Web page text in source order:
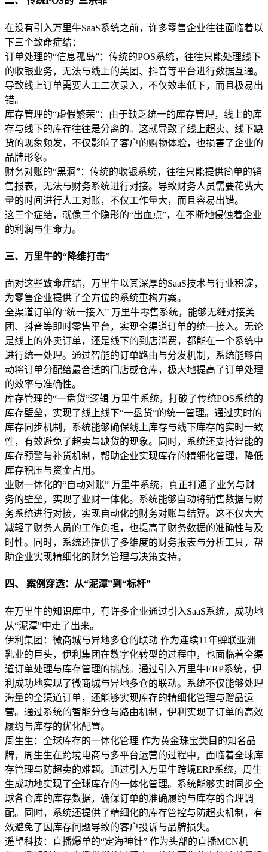
在没有引入万里牛SaaS系统之前，许多零售企业往往面临着以
下三个致命症结：
订单处理的“信息孤岛”：传统的POS系统，往往只能处理线下
的收银业务，无法与线上的美团、抖音等平台进行数据互通。
导致线上订单需要人工二次录入，不仅效率低下，而且极易出
错。
库存管理的“虚假繁荣”：由于缺乏统一的库存管理，线上的库
存与线下的库存往往是分离的。这就导致了线上超卖、线下缺
货的现象频发，不仅影响了客户的购物体验，也损害了企业的
品牌形象。
财务对账的“黑洞”：传统的收银系统，往往只能提供简单的销
售报表，无法与财务系统进行对接。导致财务人员需要花费大
量的时间进行人工对账，不仅工作量大，而且容易出错。
这三个症结，就像三个隐形的“出血点”，在不断地侵蚀着企业
的利润与生命力。
三、万里牛的“降维打击”
面对这些致命症结，万里牛以其深厚的SaaS技术与行业积淀，
为零售企业提供了全方位的系统重构方案。
全渠道订单的“统一接入” 万里牛零售系统，能够无缝对接美
团、抖音等即时零售平台，实现全渠道订单的统一接入。无论
是线上的外卖订单，还是线下的到店消费，都能在一个系统中
进行统一处理。通过智能的订单路由与分发机制，系统能够自
动将订单分配给最合适的门店或仓库，极大地提高了订单处理
的效率与准确性。
库存管理的“一盘货”逻辑 万里牛系统，打破了传统POS系统的
库存壁垒，实现了线上线下“一盘货”的统一管理。通过实时的
库存同步机制，系统能够确保线上库存与线下库存的实时一致
性，有效避免了超卖与缺货的现象。同时，系统还支持智能的
库存预警与补货机制，帮助企业实现库存的精细化管理，降低
库存积压与资金占用。
业财一体化的“自动对账” 万里牛系统，真正打通了业务与财
务的壁垒，实现了业财一体化。系统能够自动将销售数据与财
务系统进行对接，实现自动化的财务对账与结算。这不仅大大
减轻了财务人员的工作负担，也提高了财务数据的准确性与及
时性。同时，系统还提供了多维度的财务报表与分析工具，帮
助企业实现精细化的财务管理与决策支持。
四、 案例穿透：从“泥潭”到“标杆”
在万里牛的知识库中，有许多企业通过引入SaaS系统，成功地
从“泥潭”中走了出来。
伊利集团：微商城与异地多仓的联动 作为连续11年蝉联亚洲
乳业的巨头，伊利集团在数字化转型的过程中，也面临着全渠
道订单处理与库存管理的挑战。通过引入万里牛ERP系统，伊
利成功地实现了微商城与异地多仓的联动。系统不仅能够处理
海量的全渠道订单，还能够实现库存的精细化管理与赠品运
营。通过系统的智能分仓与路由机制，伊利实现了订单的高效
履约与库存的优化配置。
周生生：全球库存的一体化管理 作为黄金珠宝类目的知名品
牌，周生生在跨境电商与多平台运营的过程中，面临着全球库
存管理与防超卖的难题。通过引入万里牛跨境ERP系统，周生
生成功地实现了全球库存的一体化管理。系统能够实时同步全
球各仓库的库存数据，确保订单的准确履约与库存的合理调
配。同时，系统还提供了精细化的库存管控与防超卖机制，有
效避免了因库存问题导致的客户投诉与品牌损失。
遥望科技：直播爆单的“定海神针” 作为头部的直播MCN机